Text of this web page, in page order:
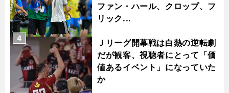
ファン・ハール、クロップ、フ
リック...
Ｊリーグ開幕戦は白熱の逆転劇
だが観客、視聴者にとって「価
値あるイベント」になっていた
か
4